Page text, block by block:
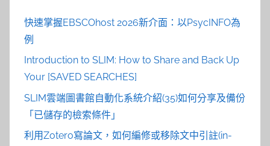
快速掌握EBSCOhost 2026新介面：以PsycINFO為
例
Introduction to SLIM: How to Share and Back Up
Your [SAVED SEARCHES]
SLIM雲端圖書館自動化系統介紹(35)如何分享及備份
「已儲存的檢索條件」
利用Zotero寫論文，如何編修或移除文中引註(in-